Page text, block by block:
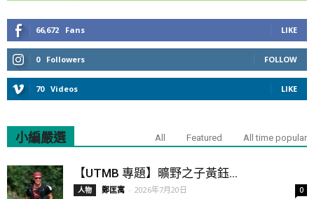
66,672 Fans LIKE
0 Followers FOLLOW
70 Videos LIKE
小編嚴選 All Featured All time popular
【UTMB 專題】曠野之子黃鈺...
人物 鄭匡寓 - 2026年7月20日 0